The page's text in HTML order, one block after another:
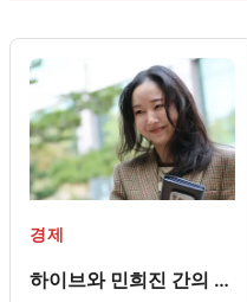
경제
하이브와 민희진 간의 법